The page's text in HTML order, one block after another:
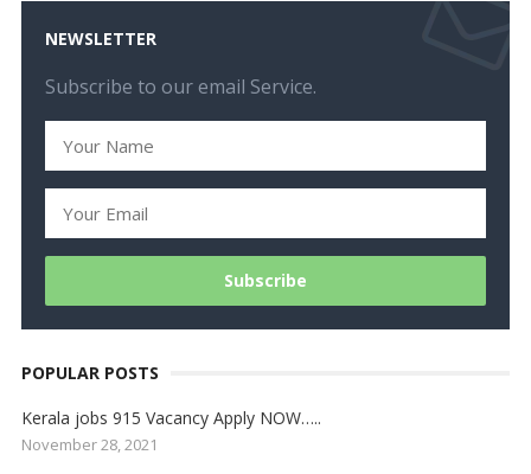
NEWSLETTER
Subscribe to our email Service.
POPULAR POSTS
Kerala jobs 915 Vacancy Apply NOW…..
November 28, 2021